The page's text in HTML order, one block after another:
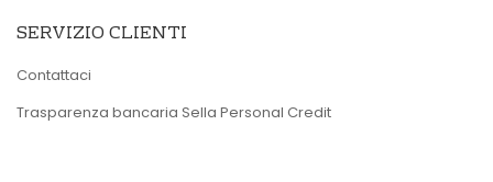
SERVIZIO CLIENTI
Contattaci
Trasparenza bancaria Sella Personal Credit